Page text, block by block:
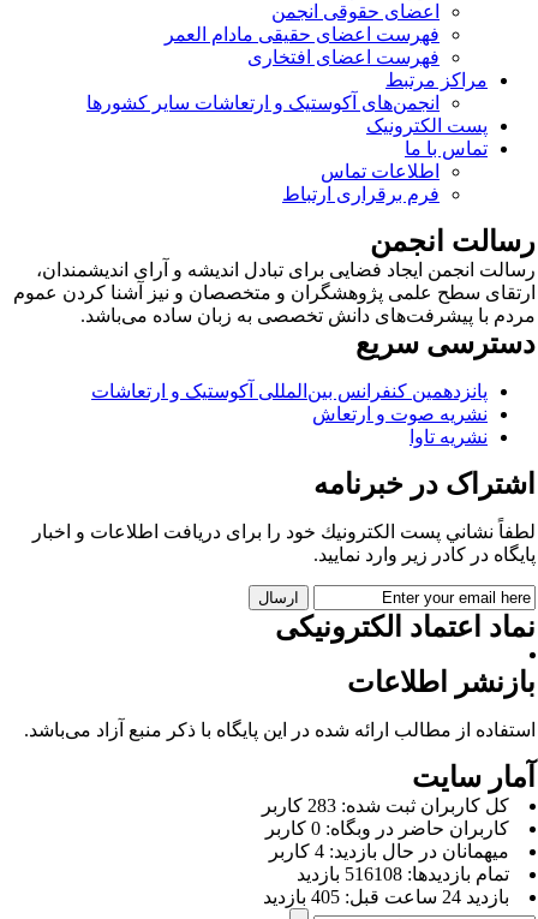
اعضای حقوقی انجمن
فهرست اعضای حقیقی مادام‌ العمر
فهرست اعضای افتخاری
مراکز مرتبط
انجمن‌های آکوستیک و ارتعاشات سایر کشورها
پست الکترونیک
تماس با ما
اطلاعات تماس
فرم برقراری ارتباط
انجمن
انجمن ایجاد فضایی برای تبادل اندیشه و آرای اندیشمندان،
سطح علمی پژوهشگران و متخصصان و نیز آشنا کردن عموم
با پیشرفت‌های دانش تخصصی به زبان ساده می‌باشد.
سریع
پانزدهمین کنفرانس بین‌المللی آکوستیک و ارتعاشات
نشریه صوت و ارتعاش
نشریه تاوا
در خبرنامه
نشاني پست الكترونيك خود را برای دريافت اطلاعات و اخبار
در كادر زير وارد نمایید.
اعتماد الکترونیکی
اطلاعات
از مطالب ارائه شده در این پایگاه با ذکر منبع آزاد می‌باشد.
سایت
كل کاربران ثبت شده: 283 کاربر
کاربران حاضر در وبگاه: 0 کاربر
ميهمانان در حال بازديد: 4 کاربر
تمام بازديد‌ها: 516108 بازدید
بازديد 24 ساعت قبل: 405 بازدید